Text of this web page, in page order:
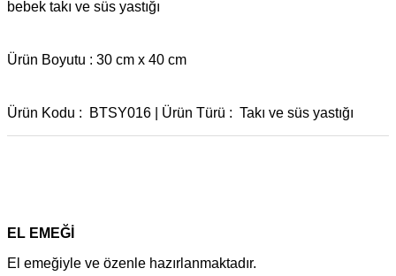
bebek takı ve süs yastığı
Ürün Boyutu : 30 cm x 40 cm
Ürün Kodu : BTSY016 | Ürün Türü : Takı ve süs yastığı
EL EMEĞİ
El emeğiyle ve özenle hazırlanmaktadır.